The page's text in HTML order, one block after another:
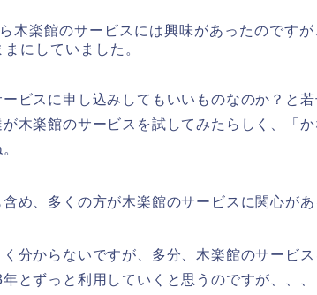
木楽館のサービスには興味があったのですが
にしていました。
ビスに申し込みしてもいいものなのか？と
木楽館のサービスを試してみたらしく、「か
め、多くの方が木楽館のサービスに関心があ
分からないですが、多分、木楽館のサービス
とずっと利用していくと思うのですが、、